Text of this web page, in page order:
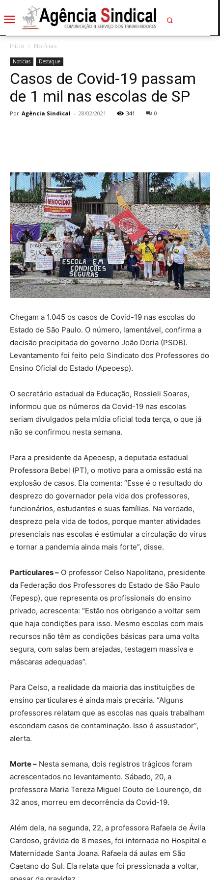
Início Notícias
Notícias Destaque
Casos de Covid-19 passam
de 1 mil nas escolas de SP
Por Agência Sindical - 28/02/2021 341 0
Chegam a 1.045 os casos de Covid-19 nas escolas do
Estado de São Paulo. O número, lamentável, confirma a
decisão precipitada do governo João Doria (PSDB).
Levantamento foi feito pelo Sindicato dos Professores do
Ensino Oficial do Estado (Apeoesp).
O secretário estadual da Educação, Rossieli Soares,
informou que os números da Covid-19 nas escolas
seriam divulgados pela mídia oficial toda terça, o que já
não se confirmou nesta semana.
Para a presidente da Apeoesp, a deputada estadual
Professora Bebel (PT), o motivo para a omissão está na
explosão de casos. Ela comenta: “Esse é o resultado do
desprezo do governador pela vida dos professores,
funcionários, estudantes e suas famílias. Na verdade,
desprezo pela vida de todos, porque manter atividades
presenciais nas escolas é estimular a circulação do vírus
e tornar a pandemia ainda mais forte”, disse.
Particulares – O professor Celso Napolitano, presidente
da Federação dos Professores do Estado de São Paulo
(Fepesp), que representa os profissionais do ensino
privado, acrescenta: “Estão nos obrigando a voltar sem
que haja condições para isso. Mesmo escolas com mais
recursos não têm as condições básicas para uma volta
segura, com salas bem arejadas, testagem massiva e
máscaras adequadas”.
Para Celso, a realidade da maioria das instituições de
ensino particulares é ainda mais precária. “Alguns
professores relatam que as escolas nas quais trabalham
escondem casos de contaminação. Isso é assustador”,
alerta.
Morte – Nesta semana, dois registros trágicos foram
acrescentados no levantamento. Sábado, 20, a
professora Maria Tereza Miguel Couto de Lourenço, de
32 anos, morreu em decorrência da Covid-19.
Além dela, na segunda, 22, a professora Rafaela de Ávila
Cardoso, grávida de 8 meses, foi internada no Hospital e
Maternidade Santa Joana. Rafaela dá aulas em São
Caetano do Sul. Ela relata que foi pressionada a voltar,